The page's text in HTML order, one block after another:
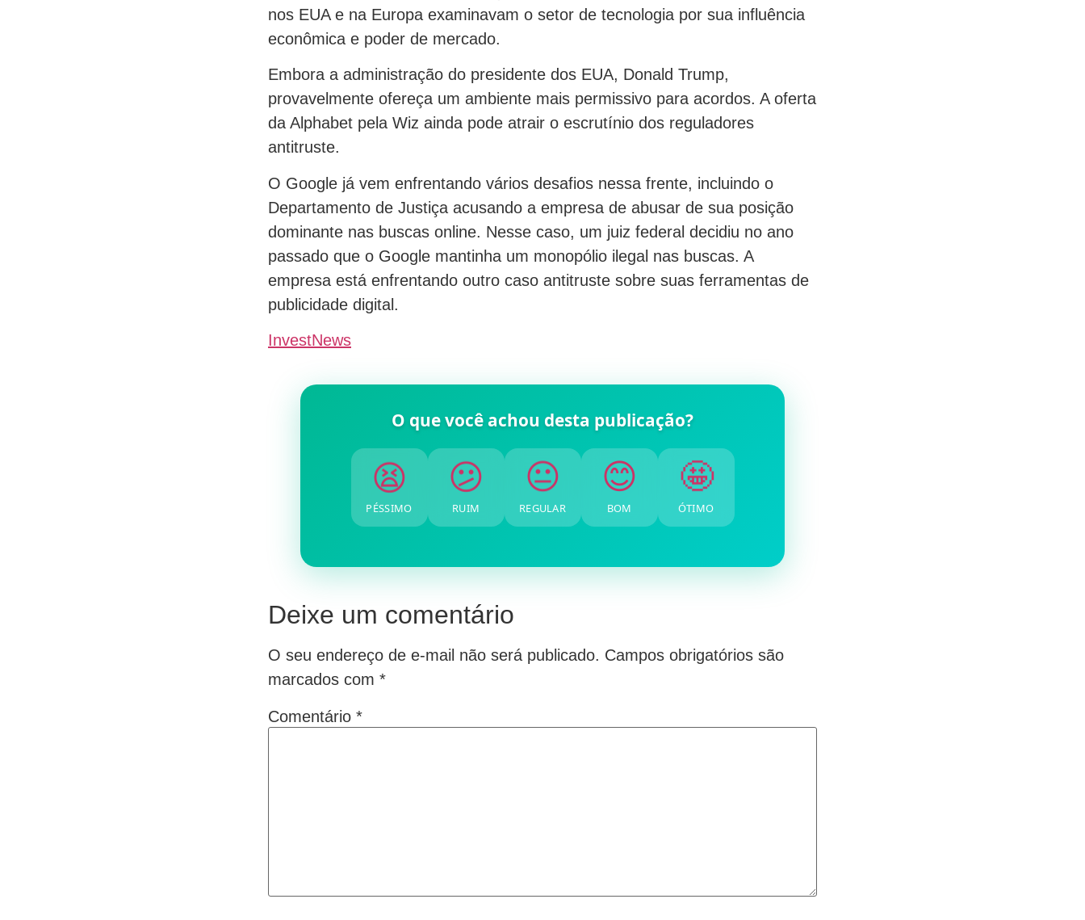
nos EUA e na Europa examinavam o setor de tecnologia por sua influência
econômica e poder de mercado.
Embora a administração do presidente dos EUA, Donald Trump,
provavelmente ofereça um ambiente mais permissivo para acordos. A oferta
da Alphabet pela Wiz ainda pode atrair o escrutínio dos reguladores
antitruste.
O Google já vem enfrentando vários desafios nessa frente, incluindo o
Departamento de Justiça acusando a empresa de abusar de sua posição
dominante nas buscas online. Nesse caso, um juiz federal decidiu no ano
passado que o Google mantinha um monopólio ilegal nas buscas. A
empresa está enfrentando outro caso antitruste sobre suas ferramentas de
publicidade digital.
InvestNews
O que você achou desta publicação?
😫
PÉSSIMO
😕
RUIM
😐
REGULAR
😊
BOM
🤩
ÓTIMO
Deixe um comentário
O seu endereço de e-mail não será publicado. Campos obrigatórios são
marcados com *
Comentário *